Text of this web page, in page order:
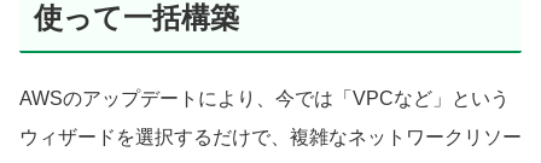
使って一括構築
AWSのアップデートにより、今では「VPCなど」という
ウィザードを選択するだけで、複雑なネットワークリソー